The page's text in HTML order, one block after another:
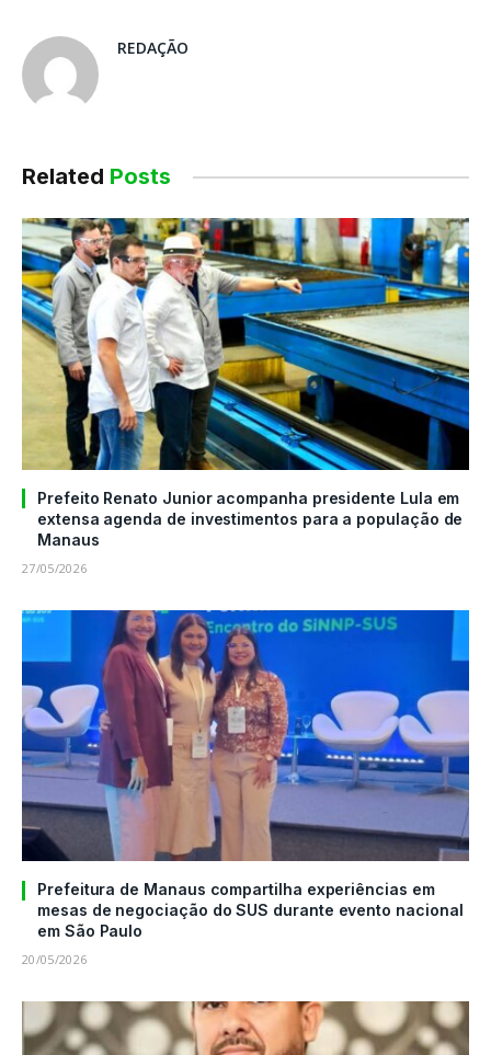
REDAÇÃO
Related Posts
Prefeito Renato Junior acompanha presidente Lula em
extensa agenda de investimentos para a população de
Manaus
27/05/2026
Prefeitura de Manaus compartilha experiências em
mesas de negociação do SUS durante evento nacional
em São Paulo
20/05/2026